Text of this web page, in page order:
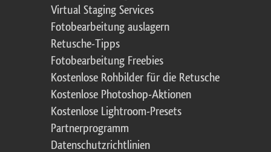
Virtual Staging Services
Fotobearbeitung auslagern
Retusche-Tipps
Fotobearbeitung Freebies
Kostenlose Rohbilder für die Retusche
Kostenlose Photoshop-Aktionen
Kostenlose Lightroom-Presets
Partnerprogramm
Datenschutzrichtlinien